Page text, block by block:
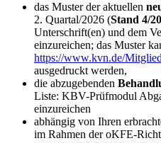
das Muster der aktuellen
2. Quartal/2026 (Stand 4/
Unterschrift(en) und dem
einzureichen; das Muster
https://www.kvn.de/
ausgedruckt werden,
die abzugebenden
Liste: KBV-Prüfmodul
einzureichen
abhängig von Ihren
im Rahmen der oKFE-